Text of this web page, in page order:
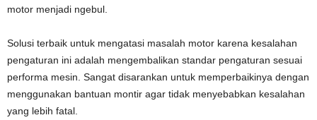
motor menjadi ngebul.
Solusi terbaik untuk mengatasi masalah motor karena kesalahan
pengaturan ini adalah mengembalikan standar pengaturan sesuai
performa mesin. Sangat disarankan untuk memperbaikinya dengan
menggunakan bantuan montir agar tidak menyebabkan kesalahan
yang lebih fatal.